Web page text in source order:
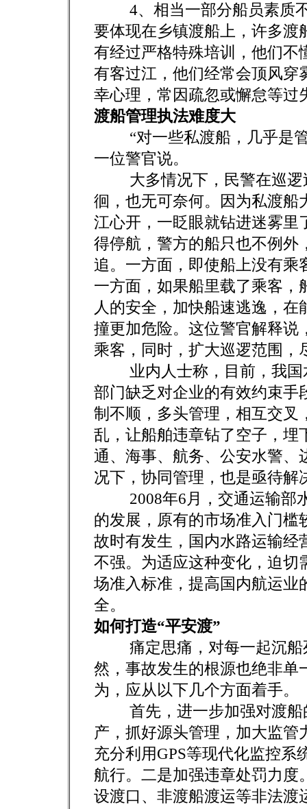
4、相当一部分船员素质不
要体现在乡镇渡船上，许多渡
有经过严格特殊培训，他们不
有客过江，他们经常会顶风穿
幸心理，常因疏忽或懈怠等过
渡船管理执法难度大
“对一些私渡船，几乎是管
一位警官说。
大多情况下，民警在巡逻
徊，也无可奈何。因为私渡船
江心开，一眨眼就钻进迷雾里
得停航，警方的船只也不例外
追。一方面，即使船上没有乘
一方面，如果船里载了乘客
人的安全，加快船速逃逸，
撞更加危险。这位警官解释说
乘客，同时，扩大巡逻范围，
业内人士称，目前，我国
部门缺乏对企业的有效约束手
制不顺，多头管理，相互交叉
乱，让船舶违章钻了空子，埋
通、海事、航务、公安水警、
况下，协同管理，也是亟待解
2008年6月，交通运输部水
的发展，原有的市场准入门
故时有发生，国内水路运输经
不强。为适应这种变化，迫切
场准入标准，提高国内航运业
全。
如何打造“平安渡”
痛定思痛，对每一起沉船
然，事故发生的根源也绝非单
为，应从以下几个方面着手。
首先，进一步加强对渡船
产，抓好源头管理，加大监
充分利用GPS等现代化监控
航行。二是加强违章处罚力度
设渡口、非渡船渡运等非法渡